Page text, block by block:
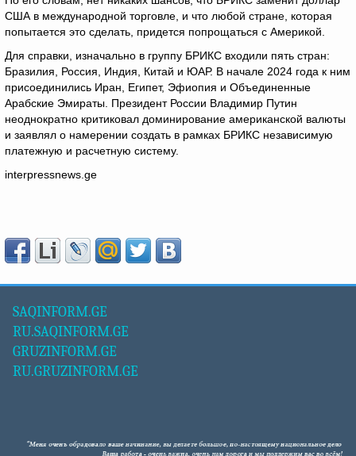
США в международной торговле, и что любой стране, которая
попытается это сделать, придется попрощаться с Америкой.
Для справки, изначально в группу БРИКС входили пять стран:
Бразилия, Россия, Индия, Китай и ЮАР. В начале 2024 года к ним
присоединились Иран, Египет, Эфиопия и Объединенные
Арабские Эмираты. Президент России Владимир Путин
неоднократно критиковал доминирование американской валюты
и заявлял о намерении создать в рамках БРИКС независимую
платежную и расчетную систему.
interpressnews.ge
SAQINFORM.GE
RU.SAQINFORM.GE
GRUZINFORM.GE
RU.GRUZINFORM.GE